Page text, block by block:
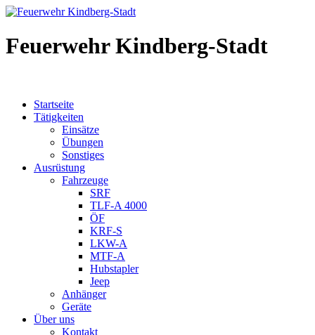
Feuerwehr Kindberg-Stadt
Startseite
Tätigkeiten
Einsätze
Übungen
Sonstiges
Ausrüstung
Fahrzeuge
SRF
TLF-A 4000
ÖF
KRF-S
LKW-A
MTF-A
Hubstapler
Jeep
Anhänger
Geräte
Über uns
Kontakt